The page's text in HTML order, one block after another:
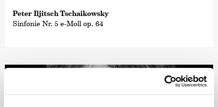
Peter Iljitsch Tschaikowsky
Sinfonie Nr. 5 e-Moll op. 64